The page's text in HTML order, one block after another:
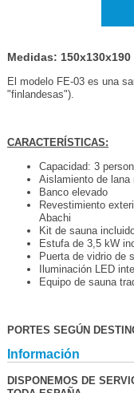
Medidas: 150x130x190
El modelo FE-03 es una
"finlandesas").
CARACTERÍSTICAS:
Capacidad: 3
Aislamiento de lana
Banco elevado
Revestimiento
Abachi
Kit de sauna
Estufa de 3,5 kW
Puerta de vidrio de
Iluminación LED
Equipo de sauna
PORTES SEGÚN
Información
DISPONEMOS DE